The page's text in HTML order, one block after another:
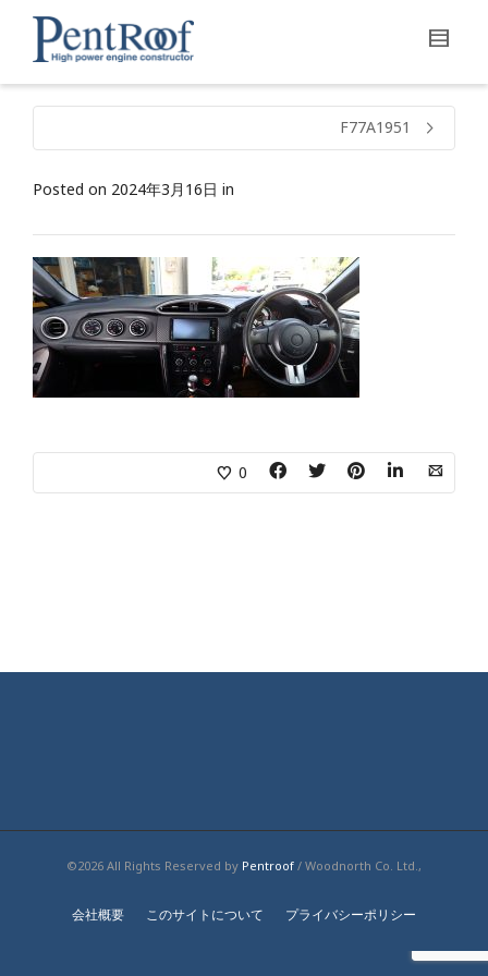
F77A1951
Posted on 2024年3月16日 in
0
©2026 All Rights Reserved by Pentroof / Woodnorth Co. Ltd.,
会社概要 このサイトについて プライバシーポリシー